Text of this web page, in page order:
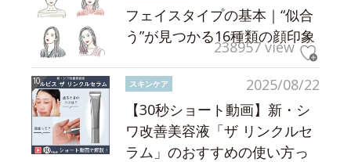
フェイスタイプの基本｜“似合
う”が見つかる16種類の顔印象
238957 view
2025/08/22
スキンケア
【30秒ショート動画】新・シ
ワ改善美容液「ザ リンクルセ
ラム」のおすすめの使い方っ